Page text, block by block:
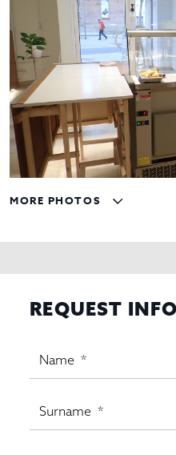
MORE PHOTOS
REQUEST INFO